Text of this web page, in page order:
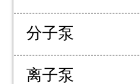
分子泵
离子泵